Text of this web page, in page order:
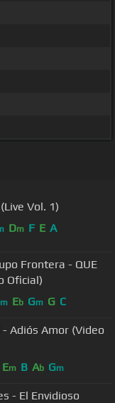
Vol. 1)
Dm F E A
Frontera - QUE
Oficial)
m Eb Gm G C
Adiós Amor (Video
Em B Ab Gm
- El Envidioso